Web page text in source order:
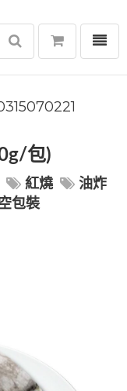
選單
包)
紅燒
油炸
包裝